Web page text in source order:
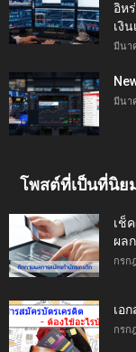
อิห
เงิ
มีนา
มีนา
โพสต์ที่เป็นที่นิย
เช็
ผล
กรก
เอ
กรก